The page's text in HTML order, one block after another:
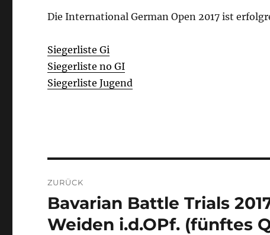
Die International German Open 2017 ist
Siegerliste Gi
Siegerliste no GI
Siegerliste Jugend
ZURÜCK
Vorheriger
Beitrag:
Bavarian Battle Trials
Weiden i.d.OPf. (fünftes